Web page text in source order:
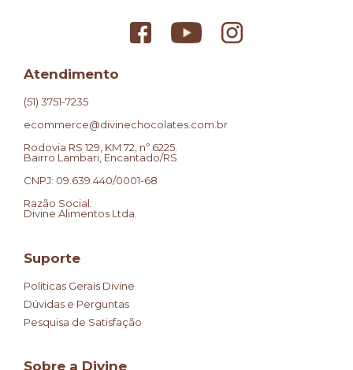
Atendimento
(51) 3751-7235
ecommerce@divinechocolates.com.br
Rodovia RS 129, KM 72, nº 6225.
Bairro Lambari, Encantado/RS
CNPJ: 09.639.440/0001-68
Razão Social:
Divine Alimentos Ltda.
Suporte
Políticas Gerais Divine
Dúvidas e Perguntas
Pesquisa de Satisfação
Sobre a Divine